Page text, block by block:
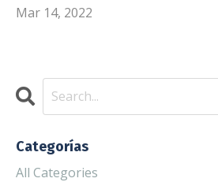
Mar 14, 2022
Categorías
All Categories